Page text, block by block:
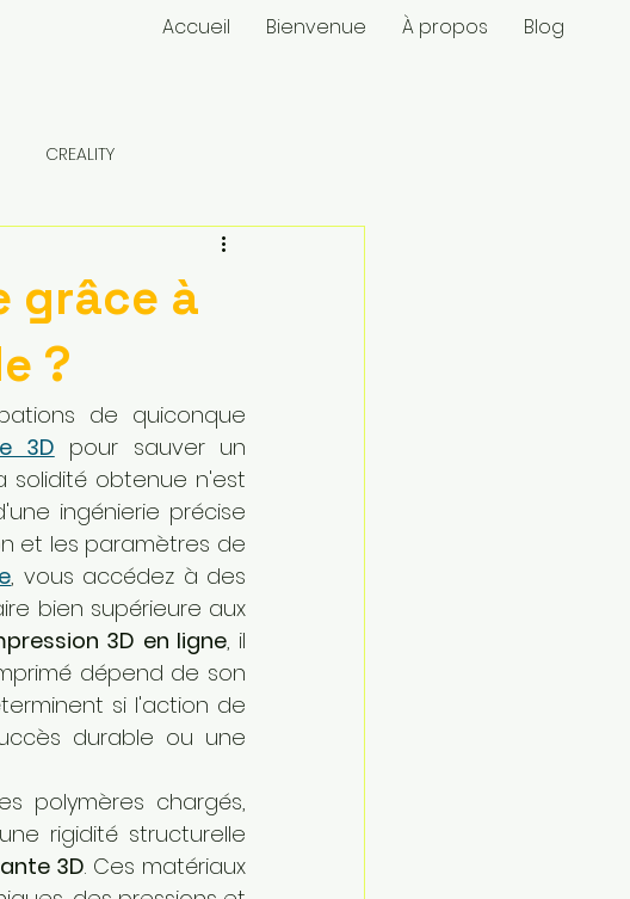
Accueil Bienvenue À propos Blog
CREALITY
snapmaker U1
grâce à
?
de quiconque
3D pour sauver un
solidité obtenue n'est
ingénierie précise
et les paramètres de
, vous accédez à des
bien supérieure aux
3D en ligne, il
dépend de son
durable ou une
polymères chargés,
rigidité structurelle
3D. Ces matériaux